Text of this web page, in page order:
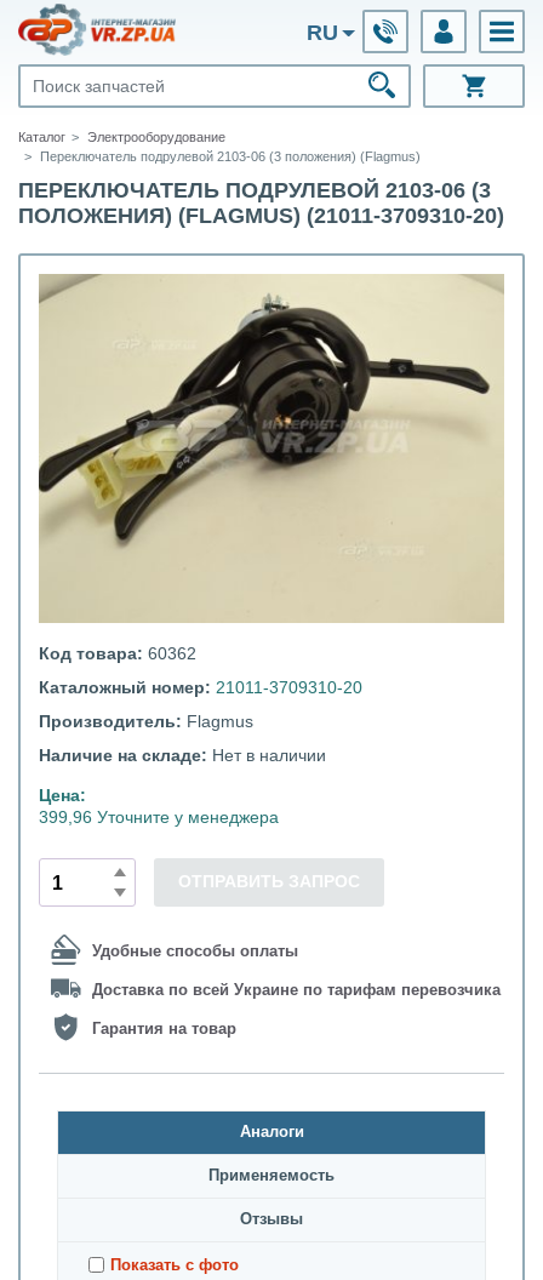
RU
Каталог
Электрооборудование
Переключатель подрулевой 2103-06 (3 положения) (Flagmus)
ПЕРЕКЛЮЧАТЕЛЬ ПОДРУЛЕВОЙ 2103-06 (3
ПОЛОЖЕНИЯ) (FLAGMUS) (21011-3709310-20)
Код товара: 60362
Каталожный номер: 21011-3709310-20
Производитель: Flagmus
Наличие на складе: Нет в наличии
Цена:
399,96 Уточните у менеджера
Удобные способы оплаты
Доставка по всей Украине по тарифам перевозчика
Гарантия на товар
ОТПРАВИТЬ ЗАПРОС
Аналоги
Применяемость
Oтзывы
Показать с фото